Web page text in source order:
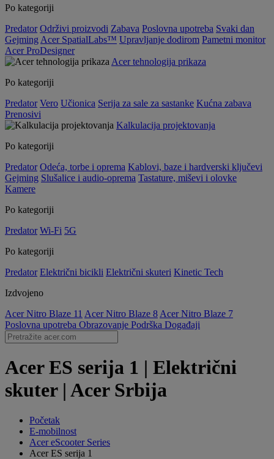
Po kategoriji
Predator Održivi proizvodi Zabava Poslovna upotreba Svaki dan
Gejming Acer SpatialLabs™ Upravljanje dodirom Pametni monitor
Acer ProDesigner
Acer tehnologija prikaza
Po kategoriji
Predator Vero Učionica Serija za sale za sastanke Kućna zabava
Prenosivi
Kalkulacija projektovanja
Po kategoriji
Predator Odeća, torbe i oprema Kablovi, baze i hardverski ključevi
Gejming Slušalice i audio-oprema Tastature, miševi i olovke
Kamere
Po kategoriji
Predator Wi-Fi 5G
Po kategoriji
Predator Električni bicikli Električni skuteri Kinetic Tech
Izdvojeno
Acer Nitro Blaze 11 Acer Nitro Blaze 8 Acer Nitro Blaze 7
Poslovna upotreba Obrazovanje Podrška Događaji
Acer ES serija 1 | Električni
skuter | Acer Srbija
Početak
E-mobilnost
Acer eScooter Series
Acer ES serija 1